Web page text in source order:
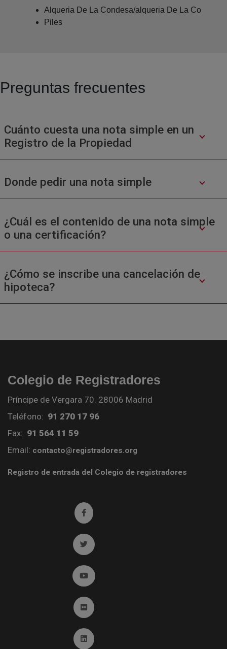
Alqueria De La Condesa/alqueria De La Co
Piles
Preguntas frecuentes
Cuánto cuesta una nota simple en un
Registro de la Propiedad
Donde pedir una nota simple
¿Cuál es el contenido de una nota simple
o una certificación?
¿Cómo se inscribe una cancelación de
hipoteca?
Colegio de Registradores
Príncipe de Vergara 70. 28006 Madrid
Teléfono: 91 270 17 96
Fax: 91 564 11 59
Email: contacto@registradores.org
Registro de entrada del Colegio de registradores
Ir a facebook (abre en ventana nueva)
Ir a twitter (abre en ventana nueva)
Ir a YouTube (abre en ventana nueva)
Ir a Flickr (abre en ventana nueva)
Ir a Linkedin (abre en ventana nueva)